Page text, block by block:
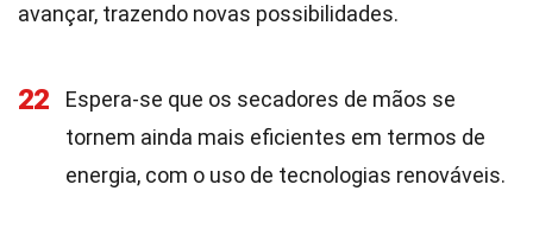
avançar, trazendo novas possibilidades.
22
Espera-se que os secadores de mãos se
tornem ainda mais eficientes em termos de
energia, com o uso de tecnologias renováveis.